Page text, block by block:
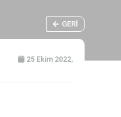
GERI
25 Ekim 2022,